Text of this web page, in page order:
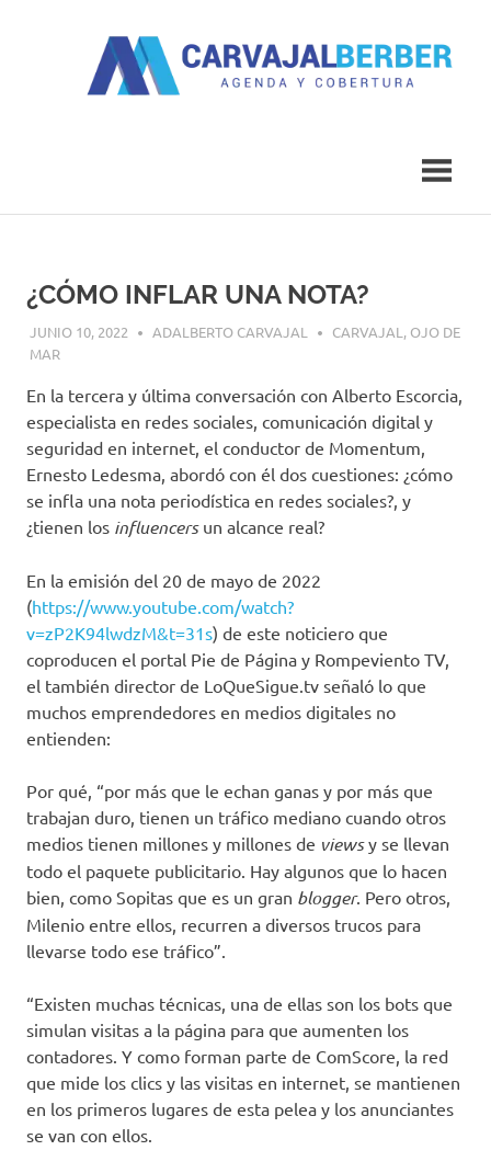
¿CÓMO INFLAR UNA NOTA?
JUNIO 10, 2022 ADALBERTO CARVAJAL CARVAJAL , OJO DE
MAR
En la tercera y última conversación con Alberto Escorcia,
especialista en redes sociales, comunicación digital y
seguridad en internet, el conductor de Momentum,
Ernesto Ledesma, abordó con él dos cuestiones: ¿cómo
se infla una nota periodística en redes sociales?, y
¿tienen los influencersun alcance real?
En la emisión del 20 de mayo de 2022
(https://www.youtube.com/watch?
v=zP2K94lwdzM&t=31s) de este noticiero que
coproducen el portal Pie de Página y Rompeviento TV,
el también director de LoQueSigue.tv señaló lo que
muchos emprendedores en medios digitales no
entienden:
Por qué, “por más que le echan ganas y por más que
trabajan duro, tienen un tráfico mediano cuando otros
medios tienen millones y millones de viewsy se llevan
todo el paquete publicitario. Hay algunos que lo hacen
bien, como Sopitas que es un gran blogger. Pero otros,
Milenio entre ellos, recurren a diversos trucos para
llevarse todo ese tráfico”.
“Existen muchas técnicas, una de ellas son los bots que
simulan visitas a la página para que aumenten los
contadores. Y como forman parte de ComScore, la red
que mide los clics y las visitas en internet, se mantienen
en los primeros lugares de esta pelea y los anunciantes
se van con ellos.